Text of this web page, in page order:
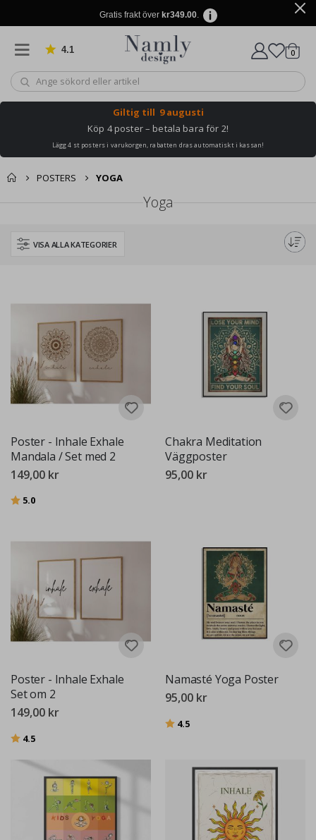
Gratis frakt över kr349.00.
4.1 Baserat på 1023 betyg 0
Giltig till 9 augusti
Köp 4 poster – betala bara för 2!
Lägg 4 st posters i varukorgen, rabatten dras automatiskt i kassan!
POSTERS YOGA
Yoga
VISA ALLA KATEGORIER
Poster - Inhale Exhale
Mandala / Set med 2
149,00 kr
Betyg:
5.0
Chakra Meditation
Väggposter
95,00 kr
Poster - Inhale Exhale
Set om 2
149,00 kr
Betyg:
4.5
Namasté Yoga Poster
95,00 kr
Betyg:
4.5